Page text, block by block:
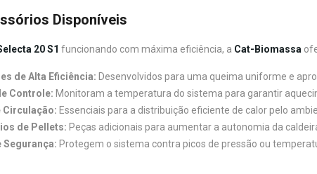
Disponíveis
20 S1 funcionando com máxima eficiência, a Cat-Biomassa
de Alta Eficiência: Desenvolvidos para uma queima uniforme e
Controle: Monitoram a temperatura do sistema para garantir
Circulação: Essenciais para a distribuição eficiente de calor pelo
de Pellets: Peças adicionais para aumentar a autonomia da
Segurança: Protegem o sistema contra picos de pressão ou